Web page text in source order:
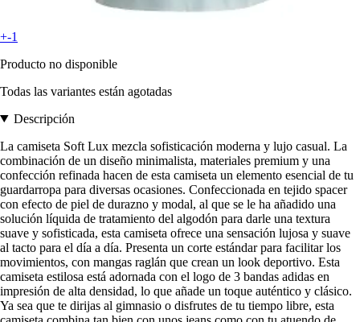
+-1
Producto no disponible
Todas las variantes están agotadas
Descripción
La camiseta Soft Lux mezcla sofisticación moderna y lujo casual. La
combinación de un diseño minimalista, materiales premium y una
confección refinada hacen de esta camiseta un elemento esencial de tu
guardarropa para diversas ocasiones. Confeccionada en tejido spacer
con efecto de piel de durazno y modal, al que se le ha añadido una
solución líquida de tratamiento del algodón para darle una textura
suave y sofisticada, esta camiseta ofrece una sensación lujosa y suave
al tacto para el día a día. Presenta un corte estándar para facilitar los
movimientos, con mangas raglán que crean un look deportivo. Esta
camiseta estilosa está adornada con el logo de 3 bandas adidas en
impresión de alta densidad, lo que añade un toque auténtico y clásico.
Ya sea que te dirijas al gimnasio o disfrutes de tu tiempo libre, esta